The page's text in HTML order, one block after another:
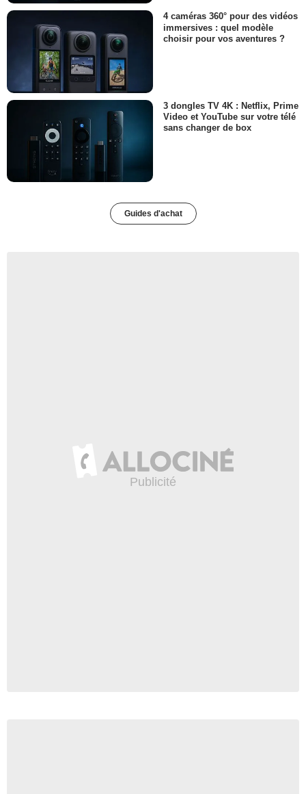
4 caméras 360° pour des vidéos
immersives : quel modèle
choisir pour vos aventures ?
3 dongles TV 4K : Netflix, Prime
Video et YouTube sur votre télé
sans changer de box
Guides d'achat